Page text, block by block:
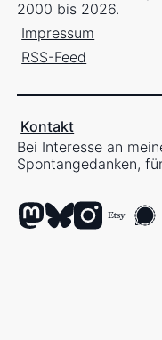
2000 bis 2026.
Impressum
RSS-Feed
Kontakt
Bei Interesse an
Spontangedanken,